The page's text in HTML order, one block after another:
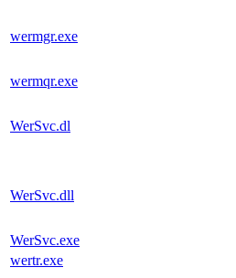
wermgr.exe
wermqr.exe
WerSvc.dl
WerSvc.dll
WerSvc.exe
wertr.exe